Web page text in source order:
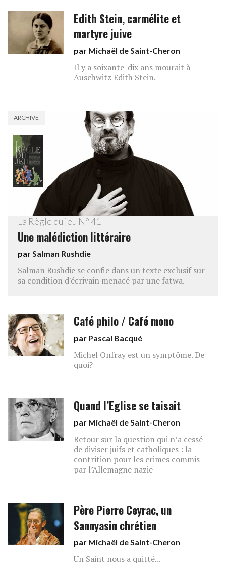
Edith Stein, carmélite et
martyre juive
par Michaël de Saint-Cheron
Il y a soixante-dix ans mourait à
Auschwitz Edith Stein.
ARCHIVE
La Règle du jeu N° 41
Une malédiction littéraire
parSalman Rushdie
Salman Rushdie se confie dans un texte exclusif sur
sa condition d'écrivain menacé par une fatwa.
Café philo / Café mono
par Pascal Bacqué
Michel Onfray est un symptôme. De
quoi?
Quand l’Eglise se taisait
par Michaël de Saint-Cheron
Retour sur la question qui n’a cessé
de diviser juifs et catholiques : la
contrition pour les crimes commis
par l’Allemagne nazie
Père Pierre Ceyrac, un
Sannyasin chrétien
par Michaël de Saint-Cheron
Un Saint nous a quitté...